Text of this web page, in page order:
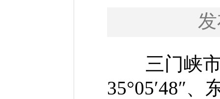
三门峡市
35°05′48″、